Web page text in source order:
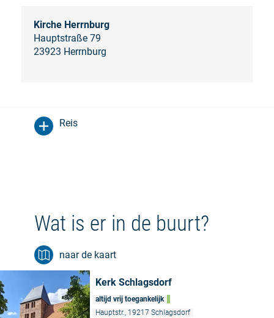
Kirche Herrnburg
Hauptstraße 79
23923 Herrnburg
Reis
Wat is er in de buurt?
naar de kaart
Kerk Schlagsdorf
altijd vrij toegankelijk
Hauptstr., 19217 Schlagsdorf